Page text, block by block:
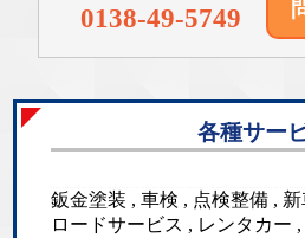
0138-49-5749
各種サー
鈑金塗装 , 車検 , 点検整備 ,
ロードサービス , レンタカー